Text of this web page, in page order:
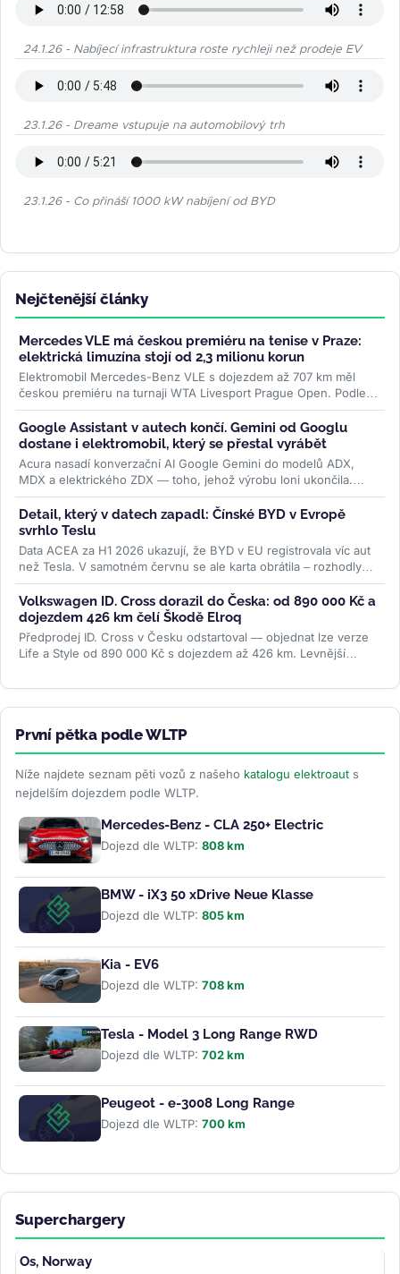
24.1.26 - Nabíjecí infrastruktura roste rychleji než prodeje EV
23.1.26 - Dreame vstupuje na automobilový trh
23.1.26 - Co přináší 1000 kW nabíjení od BYD
Nejčtenější články
Mercedes VLE má českou premiéru na tenise v Praze:
elektrická limuzína stojí od 2,3 milionu korun
Elektromobil Mercedes-Benz VLE s dojezdem až 707 km měl
českou premiéru na turnaji WTA Livesport Prague Open. Podle
konfigurátoru automobilky...>>
Google Assistant v autech končí. Gemini od Googlu
dostane i elektromobil, který se přestal vyrábět
Acura nasadí konverzační AI Google Gemini do modelů ADX,
MDX a elektrického ZDX — toho, jehož výrobu loni ukončila.
Přidává se k vlně,...>>
Detail, který v datech zapadl: Čínské BYD v Evropě
svrhlo Teslu
Data ACEA za H1 2026 ukazují, že BYD v EU registrovala víc aut
než Tesla. V samotném červnu se ale karta obrátila – rozhodly
ceny paliv i...>>
Volkswagen ID. Cross dorazil do Česka: od 890 000 Kč a
dojezdem 426 km čelí Škodě Elroq
Předprodej ID. Cross v Česku odstartoval — objednat lze verze
Life a Style od 890 000 Kč s dojezdem až 426 km. Levnější
První pětka podle WLTP
Níže najdete seznam pěti vozů z našeho katalogu elektroaut s
nejdelším dojezdem podle WLTP.
Mercedes-Benz - CLA 250+ Electric
Dojezd dle WLTP: 808 km
BMW - iX3 50 xDrive Neue Klasse
Dojezd dle WLTP: 805 km
Kia - EV6
Dojezd dle WLTP: 708 km
Tesla - Model 3 Long Range RWD
Dojezd dle WLTP: 702 km
Peugeot - e-3008 Long Range
Dojezd dle WLTP: 700 km
Superchargery
Os, Norway